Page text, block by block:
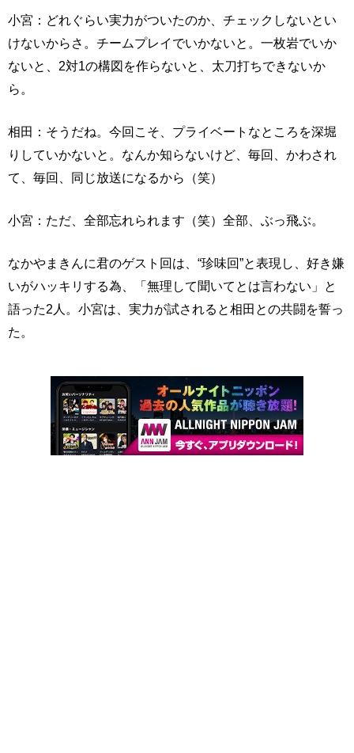
小宮：どれぐらい実力がついたのか、チェックしないとい
けないからさ。チームプレイでいかないと。一枚岩でいか
ないと、2対1の構図を作らないと、太刀打ちできないか
ら。
相田：そうだね。今回こそ、プライベートなところを深堀
りしていかないと。なんか知らないけど、毎回、かわされ
て、毎回、同じ放送になるから（笑）
小宮：ただ、全部忘れられます（笑）全部、ぶっ飛ぶ。
なかやまきんに君のゲスト回は、“珍味回”と表現し、好き嫌
いがハッキリする為、「無理して聞いてとは言わない」と
語った2人。小宮は、実力が試されると相田との共闘を誓っ
た。